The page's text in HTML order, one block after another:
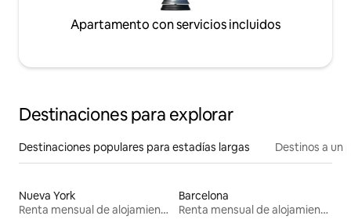
Apartamento con servicios incluidos
Destinaciones para explorar
Destinaciones populares para estadías largas Destinos a un
Nueva York
Renta mensual de alojamientos
Barcelona
Renta mensual de alojamientos